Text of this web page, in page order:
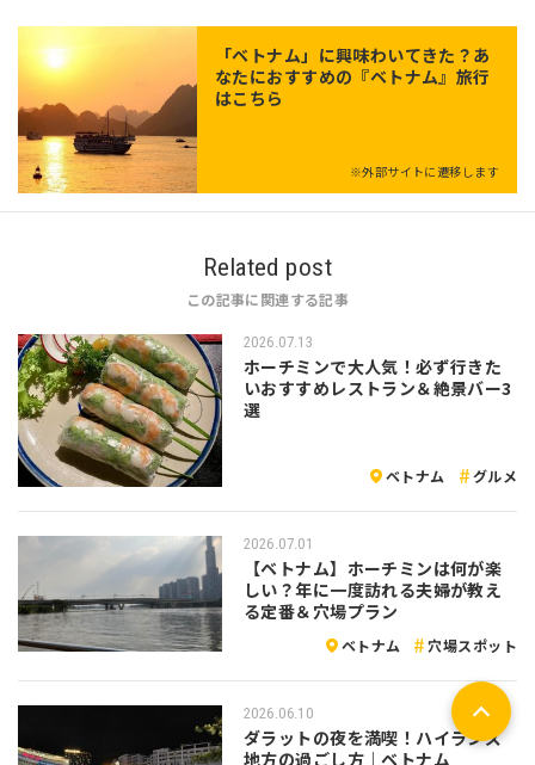
「ベトナム」に興味わいてきた？あ
なたにおすすめの『ベトナム』旅行
はこちら
※外部サイトに遷移します
Related post
この記事に関連する記事
2026.07.13
ホーチミンで大人気！必ず行きた
いおすすめレストラン＆絶景バー3
選
ベトナム グルメ
2026.07.01
【ベトナム】ホーチミンは何が楽
しい？年に一度訪れる夫婦が教え
る定番＆穴場プラン
ベトナム 穴場スポット
2026.06.10
ダラットの夜を満喫！ハイランズ
地方の過ごし方｜ベトナム